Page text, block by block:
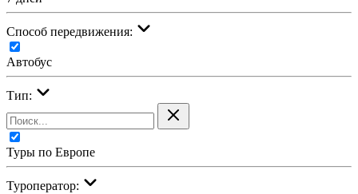
Cпособ передвижения:
Автобус
Тип:
Туры по Европе
Туроператор: